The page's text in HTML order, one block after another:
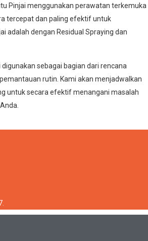
Pinjai menggunakan perawatan terkemuka
tercepat dan paling efektif untuk
adalah dengan Residual Spraying dan
digunakan sebagai bagian dari rencana
rutin. Kami akan menjadwalkan
untuk secara efektif menangani masalah